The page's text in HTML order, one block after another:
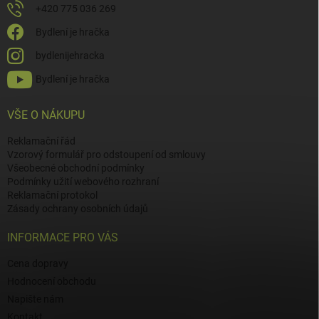
+420 775 036 269
Bydlení je hračka
bydlenijehracka
Bydlení je hračka
VŠE O NÁKUPU
Reklamační řád
Vzorový formulář pro odstoupení od smlouvy
Všeobecné obchodní podmínky
Podmínky užití webového rozhraní
Reklamační protokol
Zásady ochrany osobních údajů
INFORMACE PRO VÁS